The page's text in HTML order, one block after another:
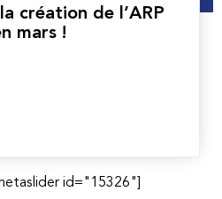
création de l’ARP
mars !
id="15326"]